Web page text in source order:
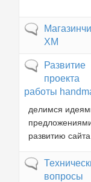
Нет новых
ХМ
Нет новых
Развитие
проекта
работы
делимся
развитию сайта
Нет новых
вопросы